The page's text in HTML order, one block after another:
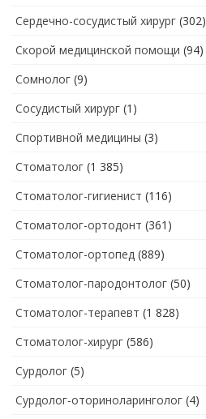
Сердечно-сосудистый хирург (302)
Скорой медицинской помощи (94)
Сомнолог (9)
Сосудистый хирург (1)
Спортивной медицины (3)
Стоматолог (1 385)
Стоматолог-гигиенист (116)
Стоматолог-ортодонт (361)
Стоматолог-ортопед (889)
Стоматолог-пародонтолог (50)
Стоматолог-терапевт (1 828)
Стоматолог-хирург (586)
Сурдолог (5)
Сурдолог-оториноларинголог (4)